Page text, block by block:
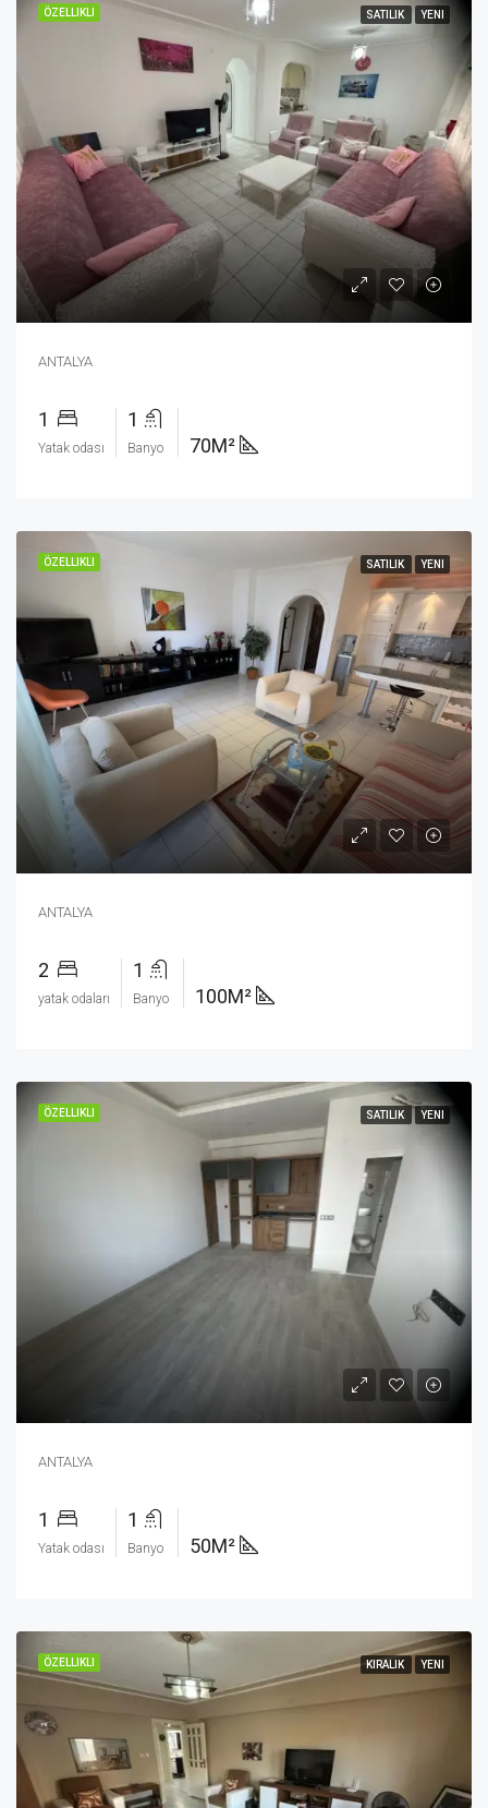
ÖZELLIKLI SATILIK YENI
ANTALYA
1
Yatak odası
1
Banyo 70M²
ÖZELLIKLI SATILIK YENI
ANTALYA
2
yatak odaları
1
Banyo 100M²
ÖZELLIKLI SATILIK YENI
ANTALYA
1
Yatak odası
1
Banyo 50M²
ÖZELLIKLI KIRALIK YENI